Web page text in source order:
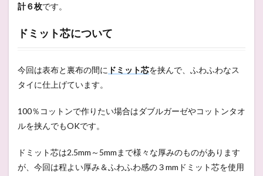
計６枚です。
ドミット芯について
今回は表布と裏布の間に ドミット芯を挟んで、ふわふわなス
タイに仕上げています。
100％コットンで作りたい場合はダブルガーゼやコットンタオ
ルを挟んでもOKです。
ドミット芯は2.5mm～5mmまで様々な厚みのものがあります
が、今回は程よい厚み＆ふわふわ感の３mmドミット芯を使用